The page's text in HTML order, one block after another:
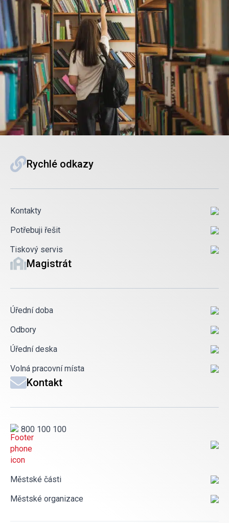
Rychlé odkazy
Kontakty
Potřebuji řešit
Tiskový servis
Magistrát
Úřední doba
Odbory
Úřední deska
Volná pracovní místa
Kontakt
800 100 100
Městské části
Městské organizace